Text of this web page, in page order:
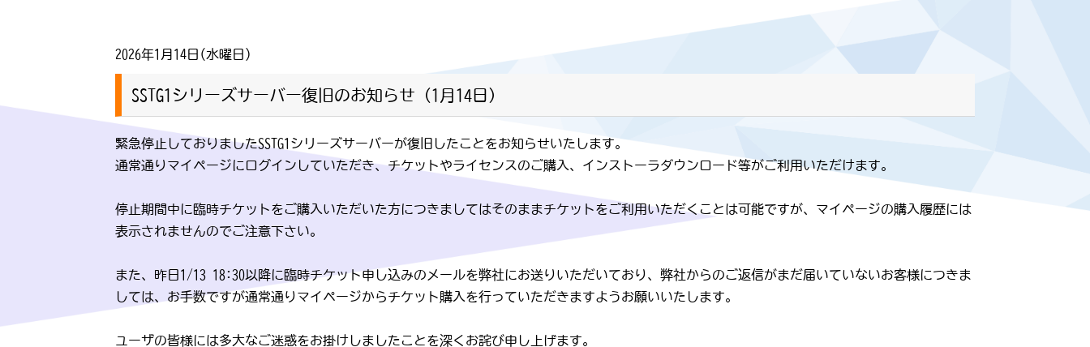
2026年1月14日(水曜日)
SSTG1シリーズサーバー復旧のお知らせ（1月14日）
緊急停止しておりましたSSTG1シリーズサーバーが復旧したことをお知らせいたします。
通常通りマイページにログインしていただき、チケットやライセンスのご購入、インストーラダウンロード等がご利用いただけます。
停止期間中に臨時チケットをご購入いただいた方につきましてはそのままチケットをご利用いただくことは可能ですが、マイページの購入履歴には
表示されませんのでご注意下さい。
また、昨日1/13 18:30以降に臨時チケット申し込みのメールを弊社にお送りいただいており、弊社からのご返信がまだ届いていないお客様につきま
しては、お手数ですが通常通りマイページからチケット購入を行っていただきますようお願いいたします。
ユーザの皆様には多大なご迷惑をお掛けしましたことを深くお詫び申し上げます。